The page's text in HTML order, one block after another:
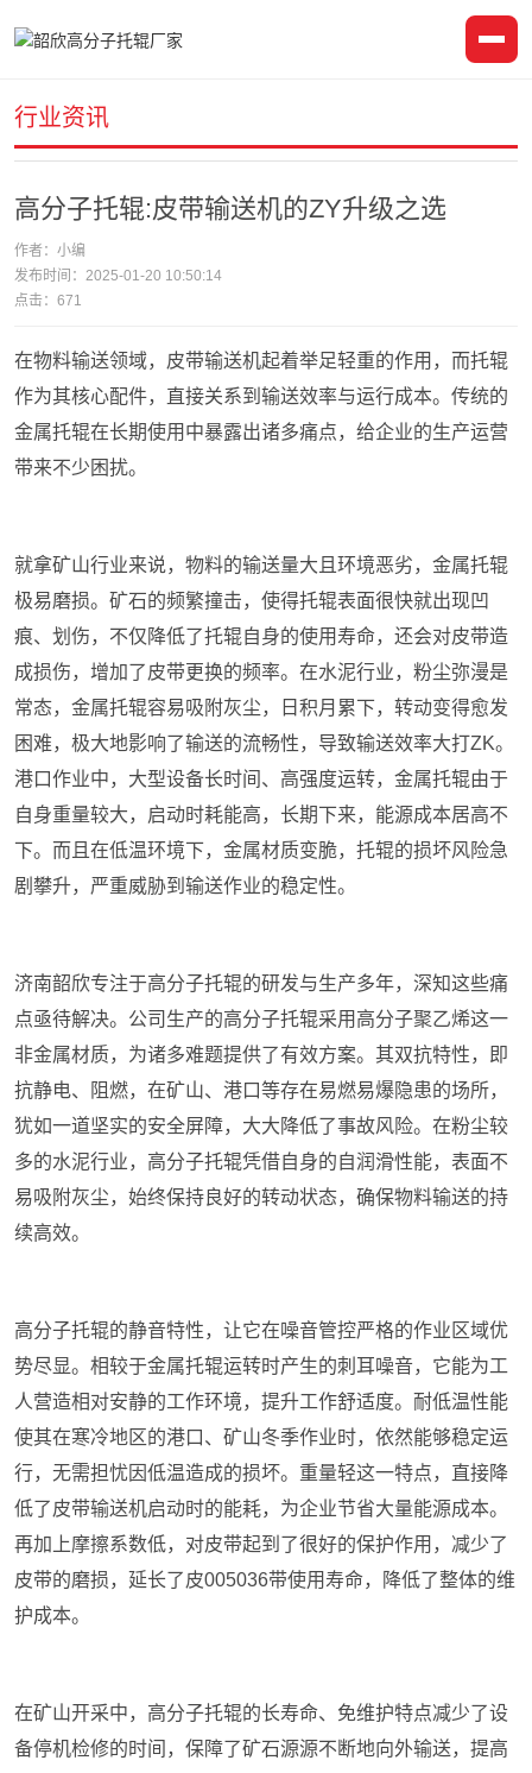
行业资讯
高分子托辊:皮带输送机的ZY升级之选
作者：小编
发布时间：2025-01-20 10:50:14
点击： 671
在物料输送领域，皮带输送机起着举足轻重的作用，而托辊
作为其核心配件，直接关系到输送效率与运行成本。传统的
金属托辊在长期使用中暴露出诸多痛点，给企业的生产运营
带来不少困扰。
就拿矿山行业来说，物料的输送量大且环境恶劣，金属托辊
极易磨损。矿石的频繁撞击，使得托辊表面很快就出现凹
痕、划伤，不仅降低了托辊自身的使用寿命，还会对皮带造
成损伤，增加了皮带更换的频率。在水泥行业，粉尘弥漫是
常态，金属托辊容易吸附灰尘，日积月累下，转动变得愈发
困难，极大地影响了输送的流畅性，导致输送效率大打ZK。
港口作业中，大型设备长时间、高强度运转，金属托辊由于
自身重量较大，启动时耗能高，长期下来，能源成本居高不
下。而且在低温环境下，金属材质变脆，托辊的损坏风险急
剧攀升，严重威胁到输送作业的稳定性。
济南韶欣专注于高分子托辊的研发与生产多年，深知这些痛
点亟待解决。公司生产的高分子托辊采用高分子聚乙烯这一
非金属材质，为诸多难题提供了有效方案。其双抗特性，即
抗静电、阻燃，在矿山、港口等存在易燃易爆隐患的场所，
犹如一道坚实的安全屏障，大大降低了事故风险。在粉尘较
多的水泥行业，高分子托辊凭借自身的自润滑性能，表面不
易吸附灰尘，始终保持良好的转动状态，确保物料输送的持
续高效。
高分子托辊的静音特性，让它在噪音管控严格的作业区域优
势尽显。相较于金属托辊运转时产生的刺耳噪音，它能为工
人营造相对安静的工作环境，提升工作舒适度。耐低温性能
使其在寒冷地区的港口、矿山冬季作业时，依然能够稳定运
行，无需担忧因低温造成的损坏。重量轻这一特点，直接降
低了皮带输送机启动时的能耗，为企业节省大量能源成本。
再加上摩擦系数低，对皮带起到了很好的保护作用，减少了
皮带的磨损，延长了皮005036带使用寿命，降低了整体的维
护成本。
在矿山开采中，高分子托辊的长寿命、免维护特点减少了设
备停机检修的时间，保障了矿石源源不断地向外输送，提高